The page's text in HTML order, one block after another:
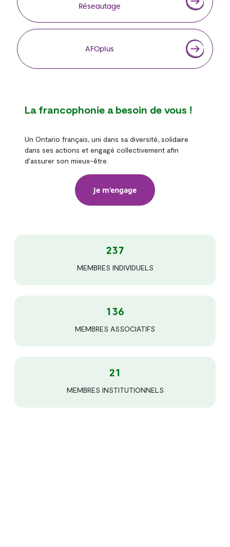
Réseautage
AFOplus
La francophonie a besoin de vous !
Un Ontario français, uni dans sa diversité, solidaire
dans ses actions et engagé collectivement afin
d’assurer son mieux-être.
Je m’engage
237
MEMBRES INDIVIDUELS
136
MEMBRES ASSOCIATIFS
21
MEMBRES INSTITUTIONNELS